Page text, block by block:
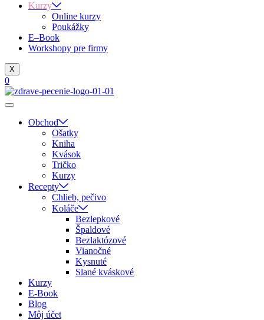
Kurzy
Online kurzy
Poukážky
E–Book
Workshopy pre firmy
X
0
Obchod
Ošatky
Kniha
Kvások
Tričko
Kurzy
Recepty
Chlieb, pečivo
Koláče
Bezlepkové
Špaldové
Bezlaktózové
Vianočné
Kysnuté
Slané kváskové
Kurzy
E-Book
Blog
Môj účet